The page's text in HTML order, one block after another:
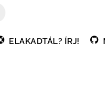
ELAKADTÁL? ÍRJ!